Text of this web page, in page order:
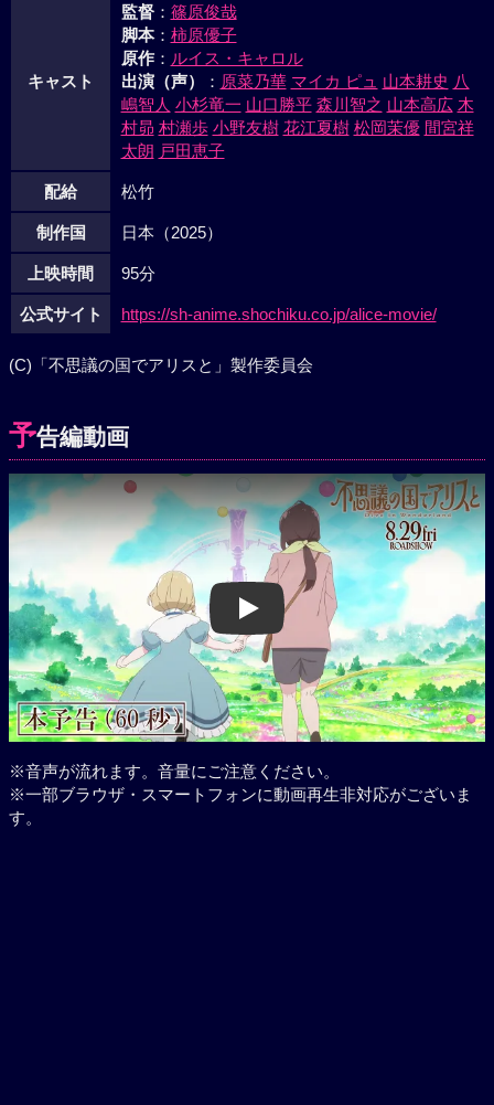
キャスト
監督： 篠原俊哉
脚本： 柿原優子
原作： ルイス・キャロル
出演（声）
： 原菜乃華 マイカ ピュ 山本耕史 八
嶋智人 小杉竜一 山口勝平 森川智之 山本高広 木
村昴 村瀬歩 小野友樹 花江夏樹 松岡茉優 間宮祥
太朗 戸田恵子
配給 松竹
制作国 日本（2025）
上映時間 95分
公式サイト https://sh-anime.shochiku.co.jp/alice-movie/
(C)「不思議の国でアリスと」製作委員会
予告編動画
Play
※音声が流れます。音量にご注意ください。
※一部ブラウザ・スマートフォンに動画再生非対応がございま
す。